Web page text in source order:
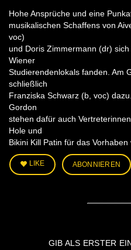
Hohe Ansprüche und eine
musikalischen Schaffens von
voc)
und Doris Zimmermann (dr)
Wiener
Studierendenlokals fanden. Am
schließlich
Franziska Schwarz (b, voc)
Gordon
stehen dafür auch
Hole und
Bikini Kill Patin für das Vorhaben
LIKE ABONNIEREN
GIB ALS ERSTER